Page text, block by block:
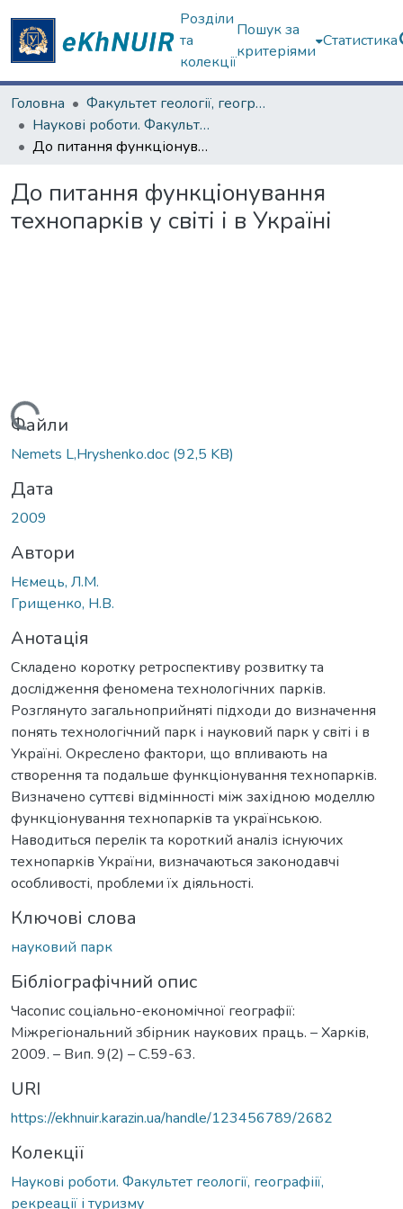
Розділи
та
колекції
Пошук за
критеріями
Статистика
Головна
Факультет геології, географіії, рекреації і туризму
Наукові роботи. Факультет геології, географіії, рекреації і туризму
До питання функціонування технопарків у світі і в Україні
До питання функціонування
технопарків у світі і в Україні
Вантажиться...
Файли
Nemets L,Hryshenko.doc (92,5 KB)
Дата
2009
Автори
Нємець, Л.М.
Грищенко, Н.В.
Анотація
Складено коротку ретроспективу розвитку та
дослідження феномена технологічних парків.
Розглянуто загальноприйняті підходи до визначення
понять технологічний парк і науковий парк у світі і в
Україні. Окреслено фактори, що впливають на
створення та подальше функціонування технопарків.
Визначено суттєві відмінності між західною моделлю
функціонування технопарків та українською.
Наводиться перелік та короткий аналіз існуючих
технопарків України, визначаються законодавчі
особливості, проблеми їх діяльності.
Ключові слова
науковий парк
Бібліографічний опис
Часопис соціально-економічної географії:
Міжрегіональний збірник наукових праць. – Харків,
2009. – Вип. 9(2) – С.59-63.
URI
https://ekhnuir.karazin.ua/handle/123456789/2682
Колекції
Наукові роботи. Факультет геології, географіії,
рекреації і туризму